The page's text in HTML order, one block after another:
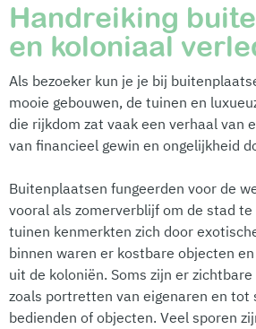
Handreiking
en koloniaal
Als bezoeker kun je je bij
mooie gebouwen, de tuinen en
die rijkdom zat vaak een verhaal van
van financieel gewin en ongelijkheid
Buitenplaatsen fungeerden voor de
vooral als zomerverblijf om de stad
tuinen kenmerkten zich door
binnen waren er kostbare objecten
uit de koloniën. Soms zijn er
zoals portretten van eigenaren en tot
bedienden of objecten. Veel sporen